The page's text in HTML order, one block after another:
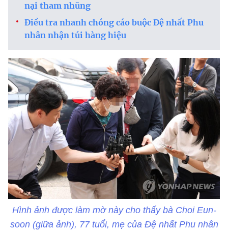
nại tham nhũng
Điều tra nhanh chóng cáo buộc Đệ nhất Phu
nhân nhận túi hàng hiệu
Hình ảnh được làm mờ này cho thấy bà Choi Eun-
soon (giữa ảnh), 77 tuổi, mẹ của Đệ nhất Phu nhân